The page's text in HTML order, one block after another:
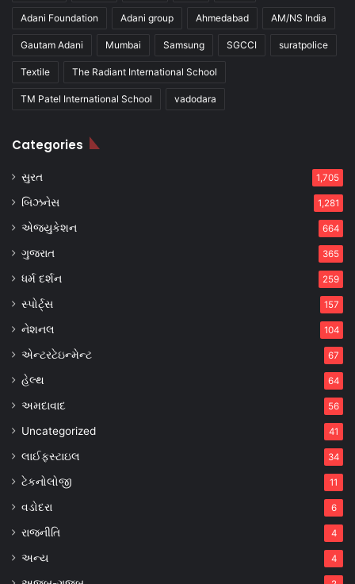
Adani Foundation Adani group Ahmedabad AM/NS India
Gautam Adani Mumbai Samsung SGCCI suratpolice
Textile The Radiant International School
TM Patel International School vadodara
Categories
સુરત 1,705
બિઝનેસ 1,281
એજ્યુકેશન 664
ગુજરાત 365
ધર્મ દર્શન 259
સ્પોર્ટ્સ 157
નેશનલ 104
એન્ટરટેઇન્મેન્ટ 67
હેલ્થ 64
અમદાવાદ 56
Uncategorized 41
લાઈફસ્ટાઇલ 34
ટેકનોલોજી 11
વડોદરા 6
રાજનીતિ 4
અન્ય 4